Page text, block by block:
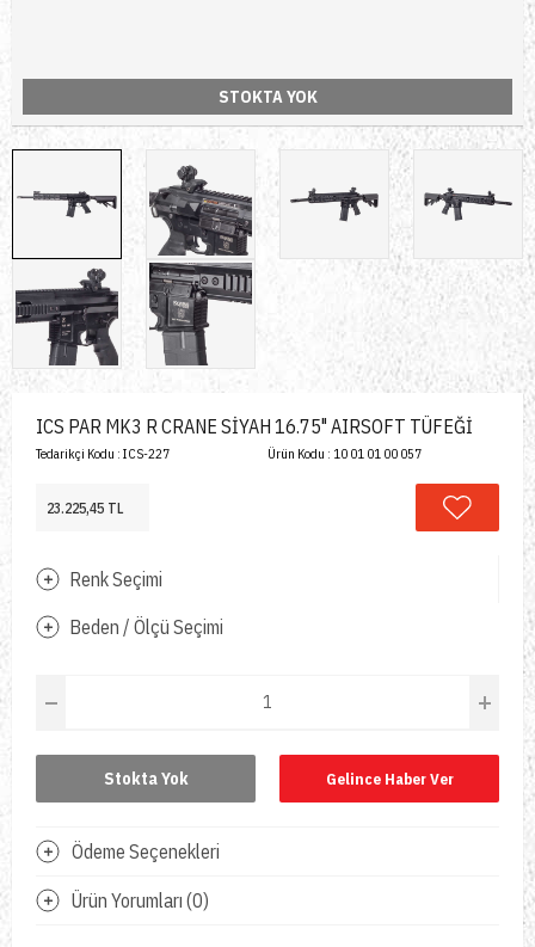
STOKTA YOK
ICS PAR MK3 R CRANE SİYAH 16.75" AIRSOFT TÜFEĞİ
Tedarikçi Kodu : ICS-227 Ürün Kodu : 10 01 01 00 057
23.225,45 TL
Renk Seçimi
Beden / Ölçü Seçimi
Stokta Yok Gelince Haber Ver
Ödeme Seçenekleri
Ürün Yorumları (0)